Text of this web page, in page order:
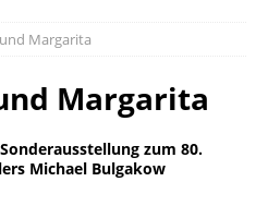
Margarita
Margarita
zum 80.
Michael Bulgakow